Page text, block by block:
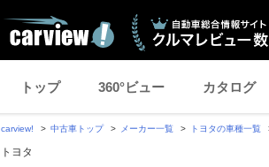
トップ 360°ビュー カタログ
carview! 中古車トップ メーカー一覧 トヨタの車種一覧
トヨタ